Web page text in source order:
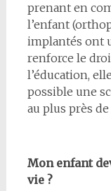
prenant en
l’enfant
implantés ont
renforce le
l’éducation,
possible une
au plus près
Mon enfant
vie ?